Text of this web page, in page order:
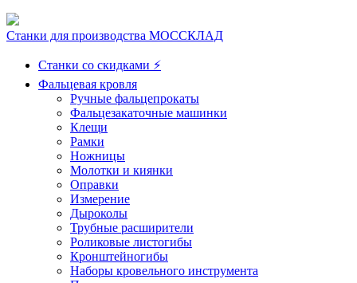
Станки для производства МОССКЛАД
Станки со скидками ⚡
Фальцевая кровля
Ручные фальцепрокаты
Фальцезакаточные машинки
Клещи
Рамки
Ножницы
Молотки и киянки
Оправки
Измерение
Дыроколы
Трубные расширители
Роликовые листогибы
Кронштейногибы
Наборы кровельного инструмента